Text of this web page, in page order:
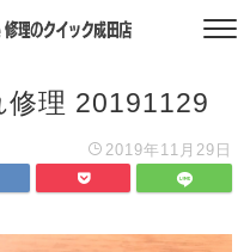
理 20191129
2019年11月29日